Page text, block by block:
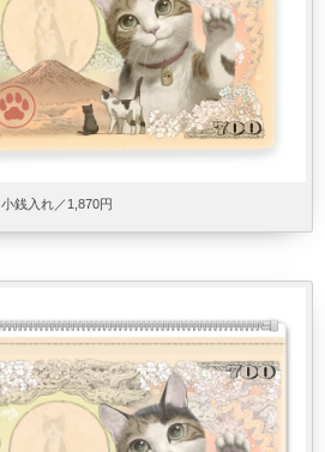
小銭入れ／1,870円